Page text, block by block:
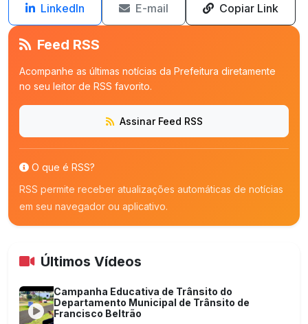
LinkedIn E-mail Copiar Link
Feed RSS
Acompanhe as últimas notícias da Prefeitura diretamente
no seu leitor de RSS favorito.
Assinar Feed RSS
O que é RSS?
RSS permite receber atualizações automáticas de notícias
em seu navegador ou aplicativo.
Últimos Vídeos
Campanha Educativa de Trânsito do
Departamento Municipal de Trânsito de
Francisco Beltrão